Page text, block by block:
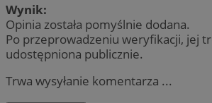
Wynik:
Opinia została pomyślnie dodana.
Po przeprowadzeniu weryfikacji, jej
udostępniona publicznie.
Trwa wysyłanie komentarza ...